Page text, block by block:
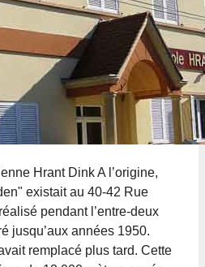
Hrant Dink A l’origine,
existait au 40-42 Rue
pendant l’entre-deux
jusqu’aux années 1950.
remplacé plus tard. Cette